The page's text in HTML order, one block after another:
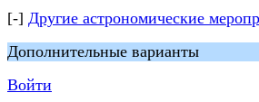
[-] Другие астрономические
Дополнительные варианты
Войти